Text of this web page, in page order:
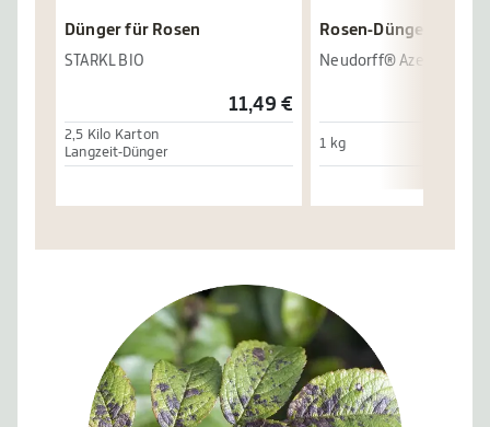
Dünger für Rosen
STARKL BIO
11,49 €
2,5 Kilo Karton
Langzeit-Dünger
Rosen-Dünger
Neudorff® Azet®
1 kg